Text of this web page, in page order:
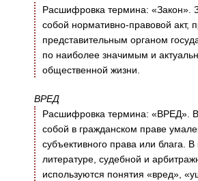
Расшифровка термина: «Закон».
собой нормативно-правовой акт,
представительным органом
по наиболее значимым и
общественной жизни.
ВРЕД
Расшифровка термина: «ВРЕД».
собой в гражданском праве
субъективного права или блага.
литературе, судебной и
используются понятия «вред»,